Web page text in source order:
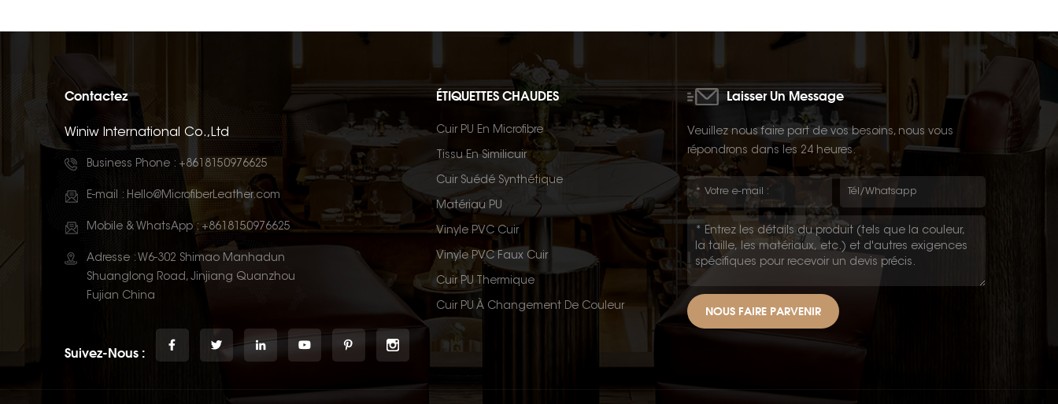
Contactez
Winiw International Co.,Ltd
Business Phone : +8618150976625
E-mail : Hello@MicrofiberLeather.com
Mobile & WhatsApp : +8618150976625
Adresse : W6-302 Shimao Manhadun
Shuanglong Road, Jinjiang Quanzhou
Fujian China
ÉTIQUETTES CHAUDES
Cuir PU En Microfibre
Tissu En Similicuir
Cuir Suédé Synthétique
Matériau PU
Vinyle PVC Cuir
Vinyle PVC Faux Cuir
Cuir PU Thermique
Cuir PU À Changement De Couleur
Laisser Un Message
Veuillez nous faire part de vos besoins, nous vous
répondrons dans les 24 heures.
Suivez-Nous :